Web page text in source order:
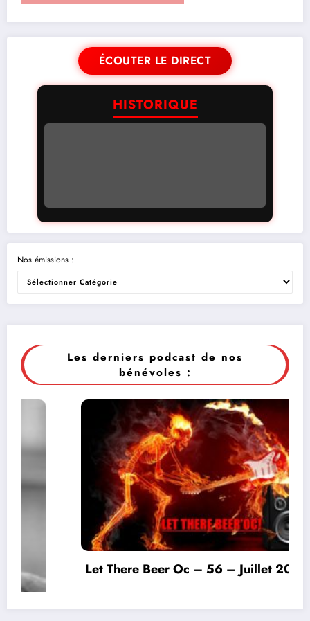
ÉCOUTER LE DIRECT
HISTORIQUE
Nos émissions :
Les derniers podcast de nos
bénévoles :
Let There Beer Oc – 56 – Juillet 2026